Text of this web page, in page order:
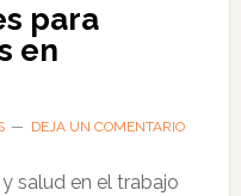
para
en
DEJA UN COMENTARIO
salud en el trabajo